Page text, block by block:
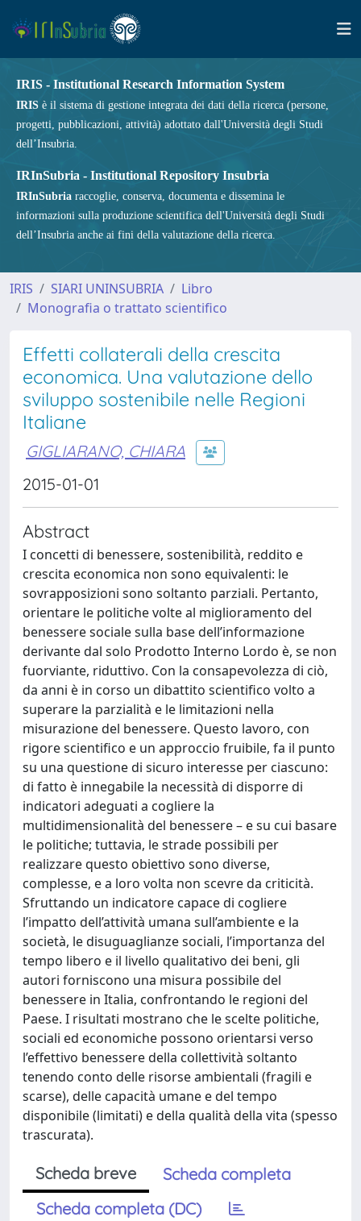
IRIS - Institutional Research Information System
IRIS è il sistema di gestione integrata dei dati della ricerca (persone,
progetti, pubblicazioni, attività) adottato dall'Università degli Studi
dell’Insubria.
IRInSubria - Institutional Repository Insubria
IRInSubria raccoglie, conserva, documenta e dissemina le
informazioni sulla produzione scientifica dell'Università degli Studi
dell’Insubria anche ai fini della valutazione della ricerca.
IRIS SIARI UNINSUBRIA
Libro
Monografia o trattato scientifico
Effetti collaterali della crescita
economica. Una valutazione dello
sviluppo sostenibile nelle Regioni
Italiane
GIGLIARANO, CHIARA
2015-01-01
Abstract
I concetti di benessere, sostenibilità, reddito e
crescita economica non sono equivalenti: le
sovrapposizioni sono soltanto parziali. Pertanto,
orientare le politiche volte al miglioramento del
benessere sociale sulla base dell’informazione
derivante dal solo Prodotto Interno Lordo è, se non
fuorviante, riduttivo. Con la consapevolezza di ciò,
da anni è in corso un dibattito scientifico volto a
superare la parzialità e le limitazioni nella
misurazione del benessere. Questo lavoro, con
rigore scientifico e un approccio fruibile, fa il punto
su una questione di sicuro interesse per ciascuno:
di fatto è innegabile la necessità di disporre di
indicatori adeguati a cogliere la
multidimensionalità del benessere – e su cui basare
le politiche; tuttavia, le strade possibili per
realizzare questo obiettivo sono diverse,
complesse, e a loro volta non scevre da criticità.
Sfruttando un indicatore capace di cogliere
l’impatto dell’attività umana sull’ambiente e la
società, le disuguaglianze sociali, l’importanza del
tempo libero e il livello qualitativo dei beni, gli
autori forniscono una misura possibile del
benessere in Italia, confrontando le regioni del
Paese. I risultati mostrano che le scelte politiche,
sociali ed economiche possono orientarsi verso
l’effettivo benessere della collettività soltanto
tenendo conto delle risorse ambientali (fragili e
scarse), delle capacità umane e del tempo
disponibile (limitati) e della qualità della vita (spesso
trascurata).
Scheda breve
Scheda completa
Scheda completa (DC)